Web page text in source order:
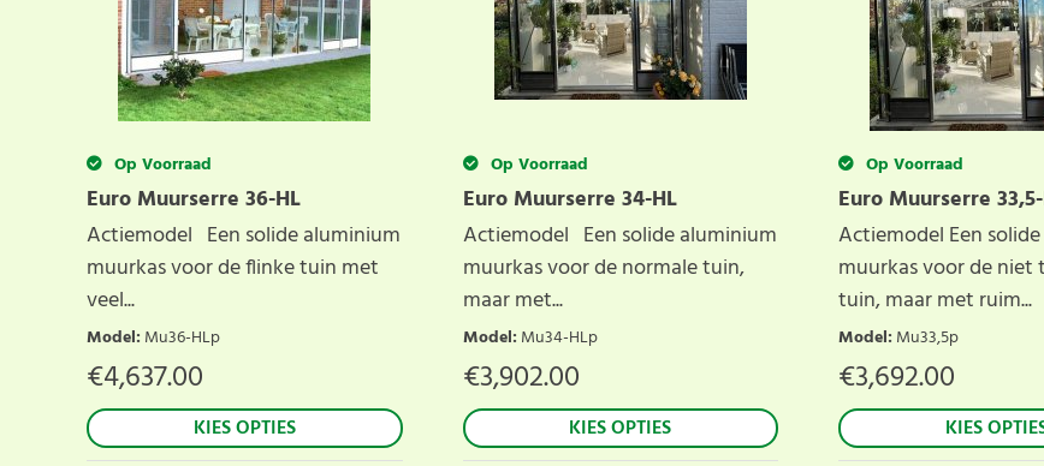
Op Voorraad
Euro Muurserre 36-HL
Actiemodel Een solide aluminium
muurkas voor de flinke tuin met
veel...
Model: Mu36-HLp
€4,637.00
KIES OPTIES
Op Voorraad
Euro Muurserre 34-HL
Actiemodel Een solide aluminium
muurkas voor de normale tuin,
maar met...
Model: Mu34-HLp
€3,902.00
KIES OPTIES
Op Voorraad
Euro Muurserre
Actiemodel Een
muurkas voor de niet
tuin, maar met ruim...
Model: Mu33,5p
€3,692.00
KIES